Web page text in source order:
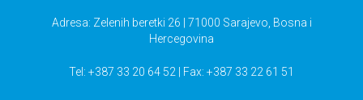
Adresa: Zelenih beretki 26 | 71000 Sarajevo, Bosna i
Hercegovina
Tel: +387 33 20 64 52 | Fax: +387 33 22 61 51